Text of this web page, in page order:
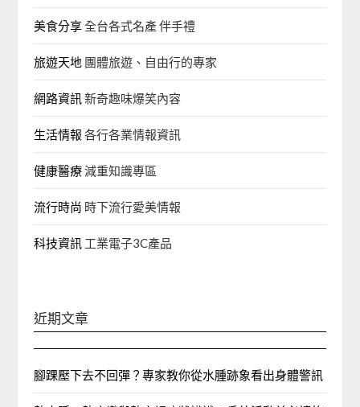
美食分享全台各式名產 伴手禮
旅遊天地 團體旅遊、自由行的專家‎
網路資訊 新奇趣味爆笑內容
生活情報 各行各業情報資訊
健康醫療減重知識專區
流行時尚 時下流行愛美情報
科技資訊 工業電子3C產品
近期文章
腳踝壓下去不回彈？專家教你從水腫跡象看出身體警訊